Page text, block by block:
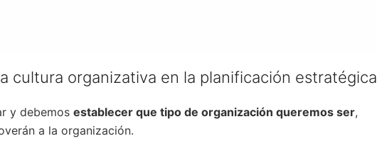
cultura organizativa en la planificación estratégica
y debemosestablecer que tipo de organización queremos ser,
a la organización.